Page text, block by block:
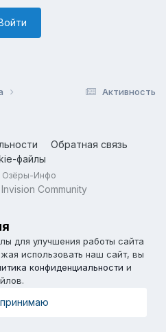
Активность
Обратная связь
файлы
Озёры-Инфо
Community
для улучшения работы сайта
использовать наш сайт, вы
конфиденциальности и